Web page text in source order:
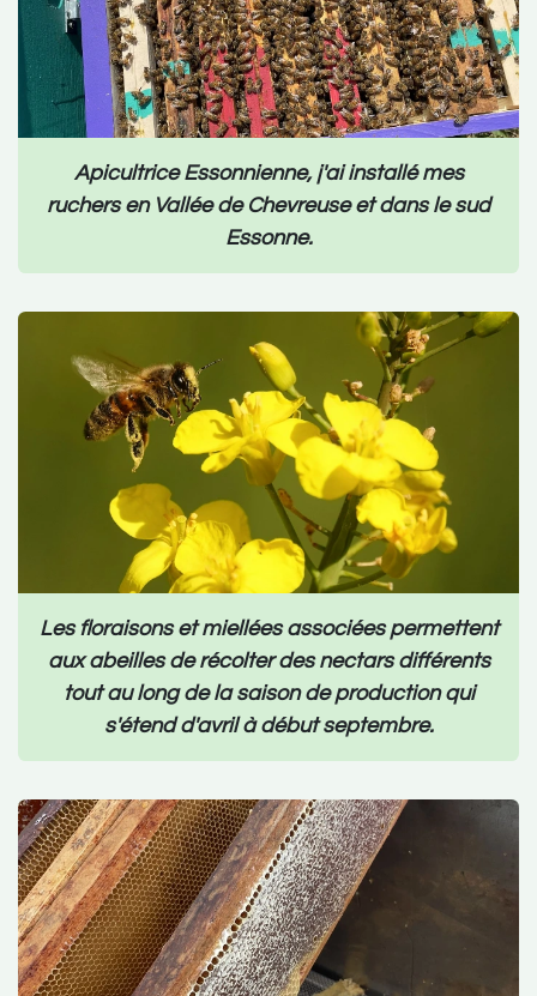
Apicultrice Essonnienne, j'ai installé mes
ruchers en Vallée de Chevreuse et dans le sud
Essonne.
Les floraisons et miellées associées permettent
aux abeilles de récolter des nectars différents
tout au long de la saison de production qui
s'étend d'avril à début septembre.